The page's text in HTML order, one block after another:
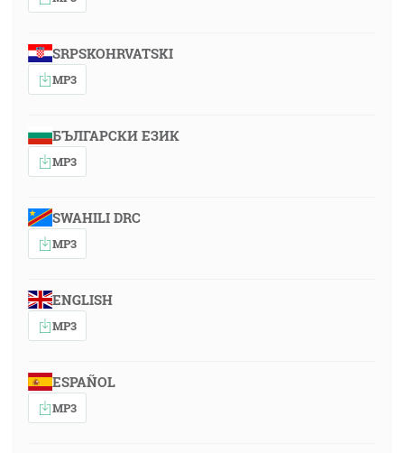
SRPSKOHRVATSKI
MP3
БЪЛГАРСКИ ЕЗИК
MP3
SWAHILI DRC
MP3
ENGLISH
MP3
ESPAÑOL
MP3